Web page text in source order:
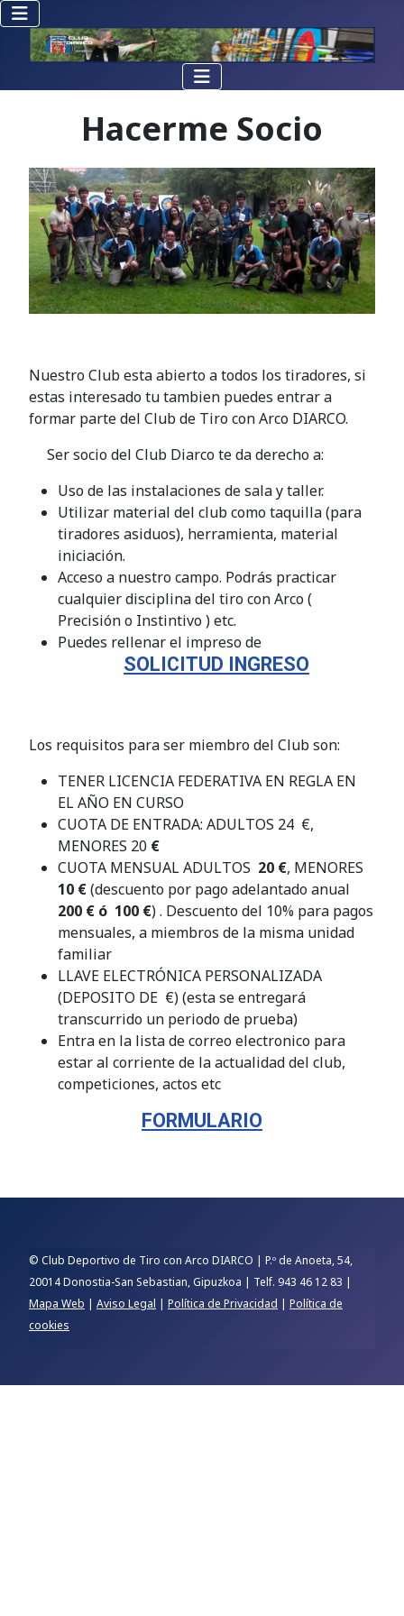
Hacerme Socio
Nuestro Club esta abierto a todos los tiradores, si
estas interesado tu tambien puedes entrar a
formar parte del Club de Tiro con Arco DIARCO.
Ser socio del Club Diarco te da derecho a:
Uso de las instalaciones de sala y taller.
Utilizar material del club como taquilla (para
tiradores asiduos), herramienta, material
iniciación.
Acceso a nuestro campo. Podrás practicar
cualquier disciplina del tiro con Arco (
Precisión o Instintivo ) etc.
Puedes rellenar el impreso de
SOLICITUD INGRESO
Los requisitos para ser miembro del Club son:
TENER LICENCIA FEDERATIVA EN REGLA EN
EL AÑO EN CURSO
CUOTA DE ENTRADA: ADULTOS 24 €,
MENORES 20 €
CUOTA MENSUAL ADULTOS 20 €, MENORES
10 €(descuento por pago adelantado anual
200 € ó 100 €) . Descuento del 10% para pagos
mensuales, a miembros de la misma unidad
familiar
LLAVE ELECTRÓNICA PERSONALIZADA
(DEPOSITO DE €) (esta se entregará
transcurrido un periodo de prueba)
Entra en la lista de correo electronico para
estar al corriente de la actualidad del club,
competiciones, actos etc
FORMULARIO
© Club Deportivo de Tiro con Arco DIARCO | P.º de Anoeta, 54,
20014 Donostia-San Sebastian, Gipuzkoa | Telf. 943 46 12 83 |
Mapa Web | Aviso Legal | Política de Privacidad | Política de
cookies